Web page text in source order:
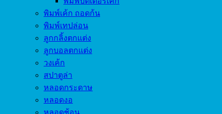
พิมพ์เค้ก ถอดก้น
พิมพ์เทปล่อน
ลูกกลิ้งตกแต่ง
ลูกบอลตกแต่ง
วงเค้ก
สปาตูล่า
หลอดกระดาษ
หลอดงอ
หลอดช้อน